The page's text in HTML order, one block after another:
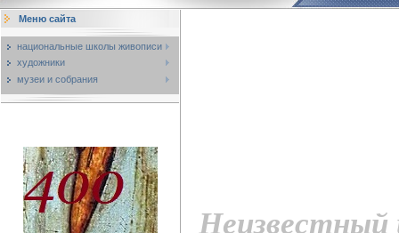
Меню сайта
национальные школы живописи
художники
музеи и собрания
Неизвестный